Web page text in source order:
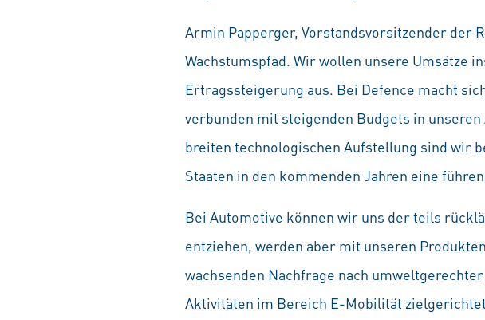
Armin Papperger, Vorstandsvorsitzender der
Wachstumspfad. Wir wollen unsere Umsätze
Ertragssteigerung aus. Bei Defence macht
verbunden mit steigenden Budgets in
breiten technologischen Aufstellung sind wir
Staaten in den kommenden Jahren eine
Bei Automotive können wir uns der teils
entziehen, werden aber mit unseren
wachsenden Nachfrage nach
Aktivitäten im Bereich E-Mobilität